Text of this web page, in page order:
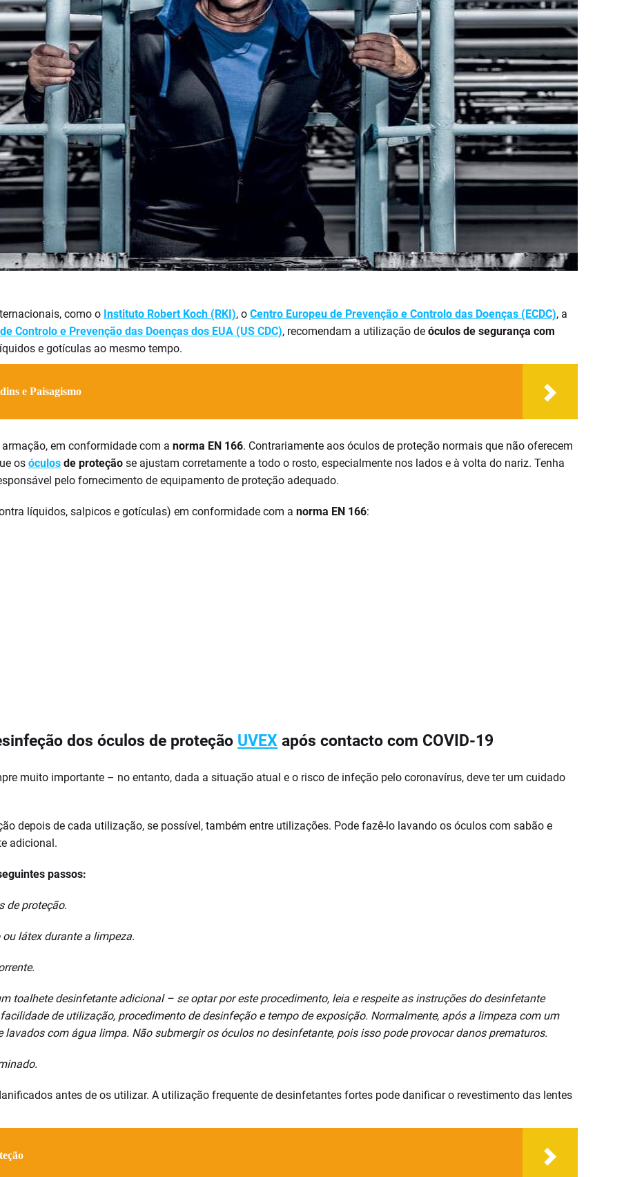
como o Instituto Robert Koch (RKI), oCentro Europeu de Prevenção e Controlo das Doenças (ECDC), a
Controlo e Prevenção das Doenças dos EUA (US CDC), recomendam a utilização deóculos de segurança com
e gotículas ao mesmo tempo.
e Paisagismo
armação, em conformidade com anorma EN 166. Contrariamente aos óculos de proteção normais que não oferecem
osóculos de proteção se ajustam corretamente a todo o rosto, especialmente nos lados e à volta do nariz. Tenha
pelo fornecimento de equipamento de proteção adequado.
líquidos, salpicos e gotículas) em conformidade com anorma EN 166:
dos óculos de proteção UVEX após contacto com COVID-19
muito importante – no entanto, dada a situação atual e o risco de infeção pelo coronavírus, deve ter um cuidado
depois de cada utilização, se possível, também entre utilizações. Pode fazê-lo lavando os óculos com sabão e
adicional.
passos:
de proteção.
látex durante a limpeza.
toalhete desinfetante adicional – se optar por este procedimento, leia e respeite as instruções do desinfetante
de utilização, procedimento de desinfeção e tempo de exposição. Normalmente, após a limpeza com um
com água limpa. Não submergir os óculos no desinfetante, pois isso pode provocar danos prematuros.
antes de os utilizar. A utilização frequente de desinfetantes fortes pode danificar o revestimento das lentes